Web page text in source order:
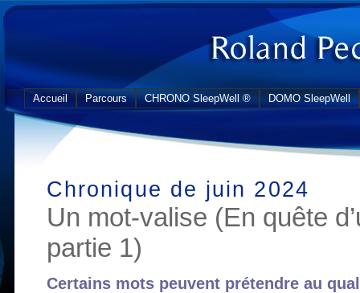
Accueil Parcours CHRONO SleepWell ® DOMO SleepWell
Chronique de juin 2024
Un mot-valise (En quête
partie 1)
Certains mots peuvent prétendre au